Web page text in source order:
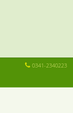
0341-2340223